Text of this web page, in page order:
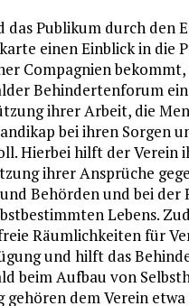
das Publikum durch den
einen Einblick in die
Compagnien
Behindertenforum
ihrer Arbeit, die
bei ihren Sorgen
Hierbei hilft der Verein
ihrer Ansprüche
Behörden und bei der
Lebens.
Räumlichkeiten für
und hilft das
beim Aufbau von
gehören dem Verein